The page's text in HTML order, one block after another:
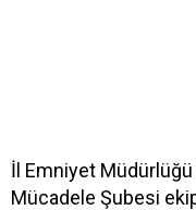
İl Emniyet Müdürlüğü
Mücadele Şubesi